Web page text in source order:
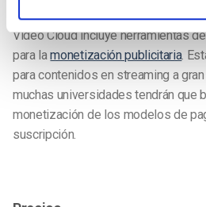
Video Cloud incluye herramientas
para lamonetización publicitaria.
para contenidos en streaming a
muchas universidades tendrán que
monetización de los modelos de
suscripción.